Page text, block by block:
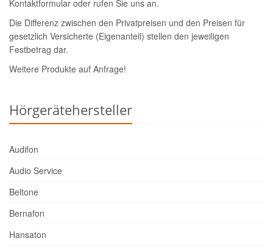
Kontaktformular oder rufen Sie uns an.
Die Differenz zwischen den Privatpreisen und den Preisen für
gesetzlich Versicherte (Eigenanteil) stellen den jeweiligen
Festbetrag dar.
Weitere Produkte auf Anfrage!
Hörgerätehersteller
Audifon
Audio Service
Beltone
Bernafon
Hansaton